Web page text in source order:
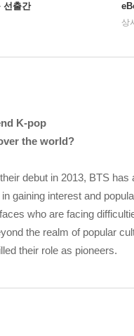
선출간
상
K-pop
the world?
debut in 2013, BTS
gaining interest and
who are facing
the realm of popular
their role as pioneers.